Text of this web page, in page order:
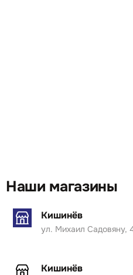
Наши магазины
Кишинёв
ул. Михаил Садовяну,
Кишинёв